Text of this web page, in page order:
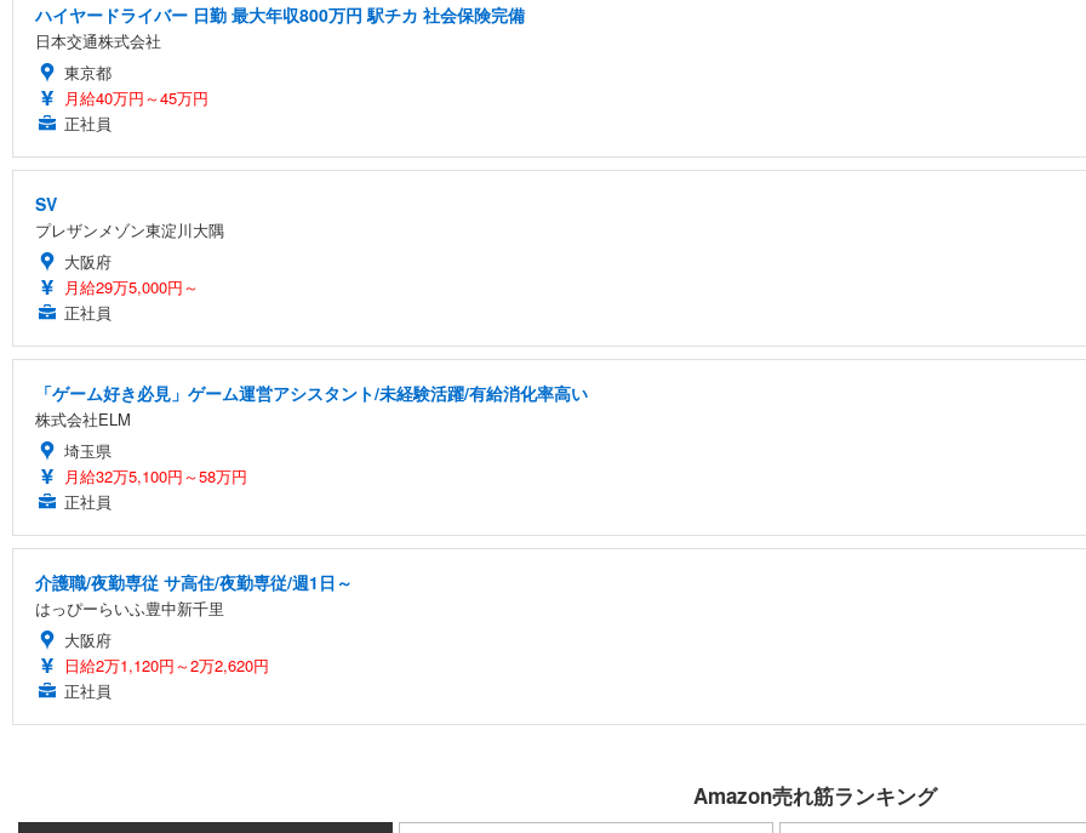
ハイヤードライバー 日勤 最大年収800万円 駅チカ 社会保険完備
日本交通株式会社
東京都
月給40万円～45万円
正社員
SV
プレザンメゾン東淀川大隅
大阪府
月給29万5,000円～
正社員
「ゲーム好き必見」ゲーム運営アシスタント/未経験活躍/有給消化率高い
株式会社ELM
埼玉県
月給32万5,100円～58万円
正社員
介護職/夜勤専従 サ高住/夜勤専従/週1日～
はっぴーらいふ豊中新千里
大阪府
日給2万1,120円～2万2,620円
正社員
Amazon売れ筋ランキング